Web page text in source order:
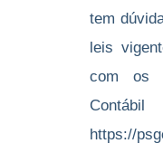
tem
leis
com os
https://